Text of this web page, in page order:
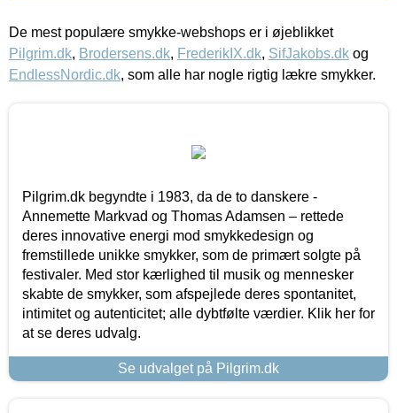
De mest populære smykke-webshops er i øjeblikket
Pilgrim.dk, Brodersens.dk, FrederikIX.dk, SifJakobs.dk og
EndlessNordic.dk, som alle har nogle rigtig lækre smykker.
Pilgrim.dk begyndte i 1983, da de to danskere -
Annemette Markvad og Thomas Adamsen – rettede
deres innovative energi mod smykkedesign og
fremstillede unikke smykker, som de primært solgte på
festivaler. Med stor kærlighed til musik og mennesker
skabte de smykker, som afspejlede deres spontanitet,
intimitet og autenticitet; alle dybtfølte værdier. Klik her for
at se deres udvalg.
Se udvalget på Pilgrim.dk